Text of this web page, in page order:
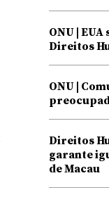
ONU |
Direitos
ONU |
Direitos
garante
de Macau